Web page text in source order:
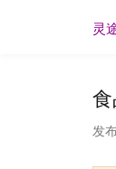
灵
发